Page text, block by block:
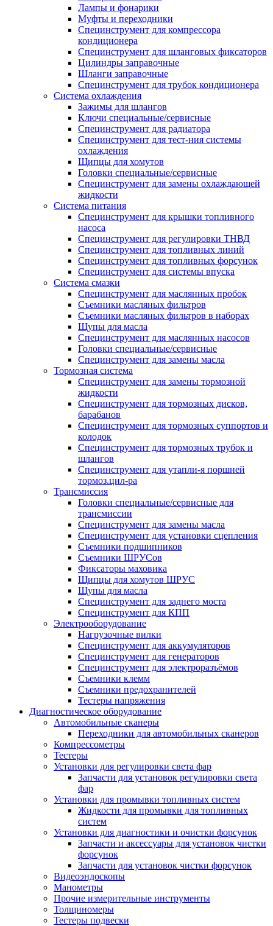
Лампы и фонарики
Муфты и переходники
Специнструмент для компрессора
кондиционера
Специнструмент для шланговых фиксаторов
Цилиндры заправочные
Шланги заправочные
Специнструмент для трубок кондиционера
Система охлаждения
Зажимы для шлангов
Ключи специальные/сервисные
Специнструмент для радиатора
Специнструмент для тест-ния системы
охлаждения
Щипцы для хомутов
Головки специальные/сервисные
Специнструмент для замены охлаждающей
жидкости
Система питания
Специнструмент для крышки топливного
насоса
Специнструмент для регулировки ТНВД
Специнструмент для топливных линий
Специнструмент для топливных форсунок
Специнструмент для системы впуска
Система смазки
Специнструмент для маслянных пробок
Съемники масляных фильтров
Съемники масляных фильтров в наборах
Щупы для масла
Специнструмент для маслянных насосов
Головки специальные/сервисные
Специнструмент для замены масла
Тормозная система
Специнструмент для замены тормозной
жидкости
Специнструмент для тормозных дисков,
барабанов
Специнструмент для тормозных суппортов и
колодок
Специнструмент для тормозных трубок и
шлангов
Специнструмент для утапли-я поршней
тормоз.цил-ра
Трансмиссия
Головки специальные/сервисные для
трансмиссии
Специнструмент для замены масла
Специнструмент для установки сцепления
Съемники подшипников
Съемники ШРУСов
Фиксаторы маховика
Щипцы для хомутов ШРУС
Щупы для масла
Специнструмент для заднего моста
Специнструмент для КПП
Электрооборудование
Нагрузочные вилки
Специнструмент для аккумуляторов
Специнструмент для генераторов
Специнструмент для электроразъёмов
Съемники клемм
Съемники предохранителей
Тестеры напряжения
Диагностическое оборудование
Автомобильные сканеры
Переходники для автомобильных сканеров
Компрессометры
Тестеры
Установки для регулировки света фар
Запчасти для установок регулировки света
фар
Установки для промывки топливных систем
Жидкости для промывки для топливных
систем
Установки для диагностики и очистки форсунок
Запчасти и аксессуары для установок чистки
форсунок
Запчасти для установок чистки форсунок
Видеоэндоскопы
Манометры
Прочие измерительные инструменты
Толщиномеры
Тестеры подвески